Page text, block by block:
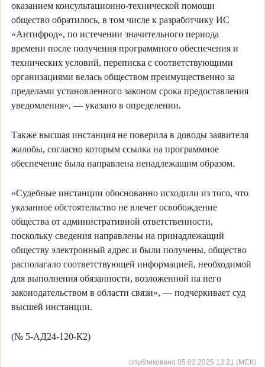
оказанием консультационно-технической помощи
общество обратилось, в том числе к разработчику ИС
«Антифрод», по истечении значительного периода
времени после получения программного обеспечения и
технических условий, переписка с соответствующими
организациями велась обществом преимущественно за
пределами установленного законом срока предоставления
уведомления», — указано в определении.
Также высшая инстанция не поверила в доводы заявителя
жалобы, согласно которым ссылка на программное
обеспечение была направлена ненадлежащим образом.
«Судебные инстанции обоснованно исходили из того, что
указанное обстоятельство не влечет освобождение
общества от административной ответственности,
поскольку сведения направлены на принадлежащий
обществу электронный адрес и были получены, общество
располагало соответствующей информацией, необходимой
для выполнения обязанности, возложенной на него
законодательством в области связи», — подчеркивает суд
высшей инстанции.
(№ 5-АД24-120-К2)
опубликовано 05.02.2025 13:21 (МСК)